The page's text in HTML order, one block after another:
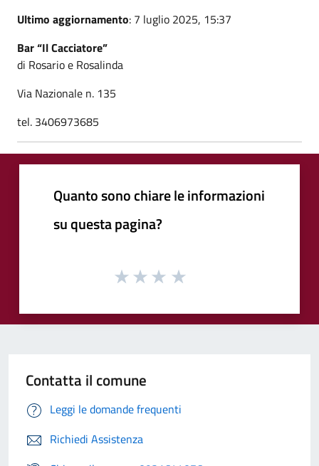
Ultimo aggiornamento: 7 luglio 2025, 15:37
Bar “Il Cacciatore”
di Rosario e Rosalinda
Via Nazionale n. 135
tel. 3406973685
Quanto sono chiare le informazioni
su questa pagina?
Contatta il comune
Leggi le domande frequenti
Richiedi Assistenza